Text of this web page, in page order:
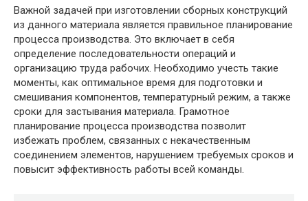
Важной задачей при изготовлении сборных конструкций
из данного материала является правильное планирование
процесса производства. Это включает в себя
определение последовательности операций и
организацию труда рабочих. Необходимо учесть такие
моменты, как оптимальное время для подготовки и
смешивания компонентов, температурный режим, а также
сроки для застывания материала. Грамотное
планирование процесса производства позволит
избежать проблем, связанных с некачественным
соединением элементов, нарушением требуемых сроков и
повысит эффективность работы всей команды.